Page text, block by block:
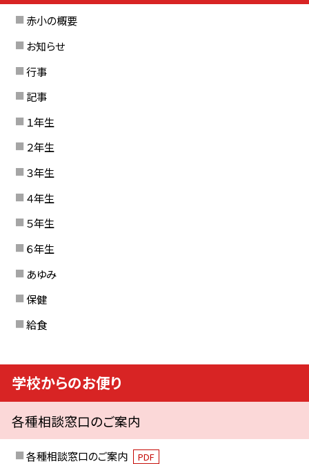
赤小の概要
お知らせ
行事
記事
１年生
２年生
３年生
４年生
５年生
６年生
あゆみ
保健
給食
学校からのお便り
各種相談窓口のご案内
各種相談窓口のご案内 PDF